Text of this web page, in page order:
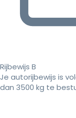
Rijbewijs B
Je autorijbewijs is
dan 3500 kg te